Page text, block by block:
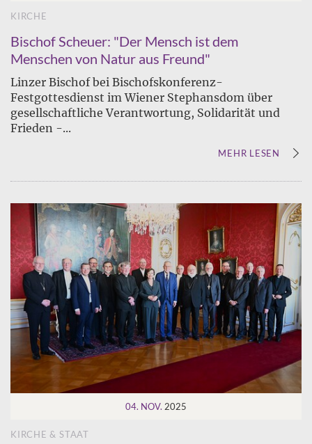
KIRCHE
Bischof Scheuer: "Der Mensch ist dem
Menschen von Natur aus Freund"
Linzer Bischof bei Bischofskonferenz-
Festgottesdienst im Wiener Stephansdom über
gesellschaftliche Verantwortung, Solidarität und
Frieden -...
MEHR LESEN
04. NOV. 2025
KIRCHE & STAAT